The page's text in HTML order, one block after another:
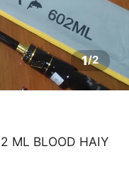
1/2
ML BLOOD HAIY